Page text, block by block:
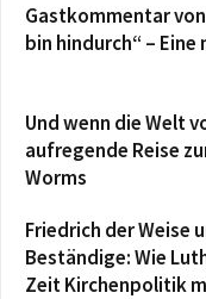
Gastkommentar
bin hindurch“ –
Und wenn die Welt
aufregende Reise
Worms
Friedrich der Weise
Beständige: Wie
Zeit Kirchenpolitik